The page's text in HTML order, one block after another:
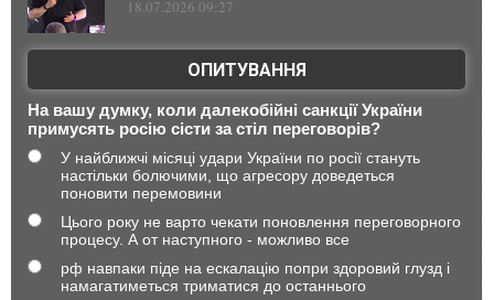
18.07.2026 09:27
ОПИТУВАННЯ
На вашу думку, коли далекобійні санкції України
примусять росію сісти за стіл переговорів?
У найближчі місяці удари України по росії стануть
настільки болючими, що агресору доведеться
поновити перемовини
Цього року не варто чекати поновлення переговорного
процесу. А от наступного - можливо все
рф навпаки піде на ескалацію попри здоровий глузд і
намагатиметься триматися до останнього